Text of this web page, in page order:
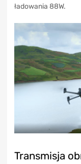
ładowania 88W.
Transmisja